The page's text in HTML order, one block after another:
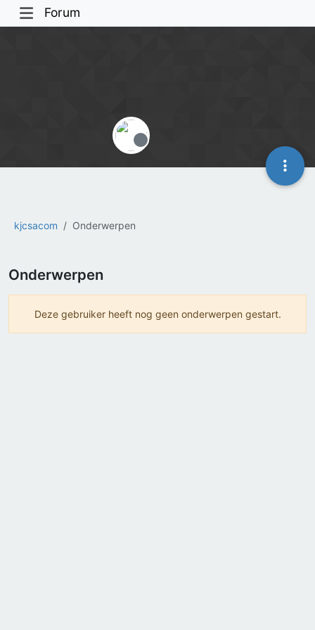
Forum
kjcsacom Onderwerpen
Offline
Onderwerpen
Deze gebruiker heeft nog geen onderwerpen gestart.